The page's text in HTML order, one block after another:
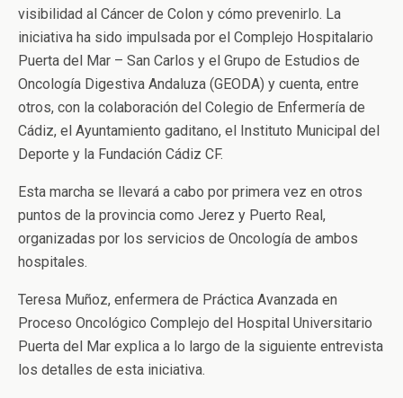
visibilidad al Cáncer de Colon y cómo prevenirlo. La
iniciativa ha sido impulsada por el Complejo Hospitalario
Puerta del Mar – San Carlos y el Grupo de Estudios de
Oncología Digestiva Andaluza (GEODA) y cuenta, entre
otros, con la colaboración del Colegio de Enfermería de
Cádiz, el Ayuntamiento gaditano, el Instituto Municipal del
Deporte y la Fundación Cádiz CF.
Esta marcha se llevará a cabo por primera vez en otros
puntos de la provincia como Jerez y Puerto Real,
organizadas por los servicios de Oncología de ambos
hospitales.
Teresa Muñoz, enfermera de Práctica Avanzada en
Proceso Oncológico Complejo del Hospital Universitario
Puerta del Mar explica a lo largo de la siguiente entrevista
los detalles de esta iniciativa.